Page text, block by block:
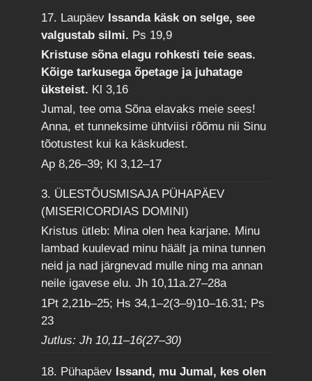
17. Laupäev Issanda käsk on selge, see
valgustab silmi. Ps 19,9
Kristuse sõna elagu rohkesti teie seas.
Kõige tarkusega õpetage ja juhatage
üksteist. Kl 3,16
Jumal, tee oma Sõna elavaks meie sees!
Anna, et tunneksime ühtviisi rõõmu nii Sinu
tõotustest kui ka käskudest.
Ap 8,26–39; Kl 3,12–17
3. ÜLESTÕUSMISAJA PÜHAPÄEV
(MISERICORDIAS DOMINI)
Kristus ütleb: Mina olen hea karjane. Minu
lambad kuulevad minu häält ja mina tunnen
neid ja nad järgnevad mulle ning ma annan
neile igavese elu.Jh 10,11a.27–28a
1Pt 2,21b–25; Hs 34,1–2(3–9)10–16.31; Ps
23
Jutlus: Jh 10,11–16(27–30)
18. Pühapäev Issand, mu Jumal, kes olen